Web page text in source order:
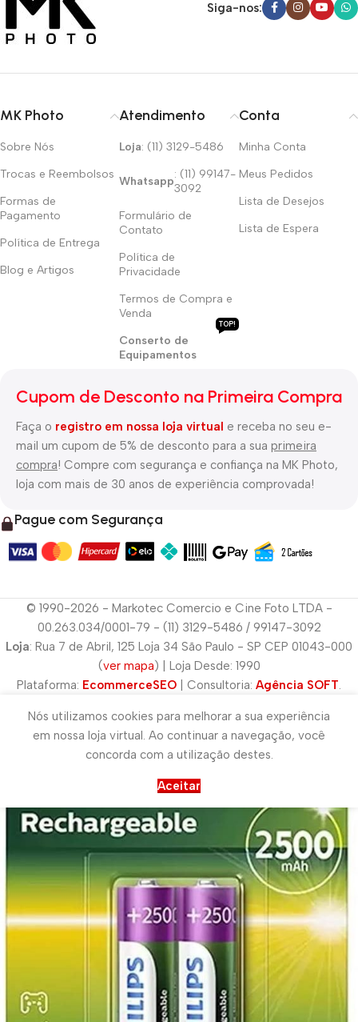
Siga-nos:
MK Photo
Sobre Nós
Trocas e Reembolsos
Formas de
Pagamento
Política de Entrega
Blog e Artigos
Atendimento
Loja: (11) 3129-5486
Whatsapp
: (11) 99147-
3092
Formulário de
Contato
Política de
Privacidade
Termos de Compra e
Venda
Conserto de
Equipamentos
TOP!
Conta
Minha Conta
Meus Pedidos
Lista de Desejos
Lista de Espera
Cupom de Desconto na Primeira Compra
Faça o registro em nossa loja virtual e receba no seu e-
mail um cupom de 5% de desconto para a sua primeira
compra! Compre com segurança e confiança na MK Photo,
loja com mais de 30 anos de experiência comprovada!
Pague com Segurança
© 1990-2026 - Markotec Comercio e Cine Foto LTDA -
00.263.034/0001-79 - (11) 3129-5486 / 99147-3092
Loja: Rua 7 de Abril, 125 Loja 34 São Paulo - SP CEP 01043-000
(ver mapa) | Loja Desde: 1990
Plataforma: EcommerceSEO | Consultoria: Agência SOFT.
Nós utilizamos cookies para melhorar a sua experiência
em nossa loja virtual. Ao continuar a navegação, você
concorda com a utilização destes.
Aceitar